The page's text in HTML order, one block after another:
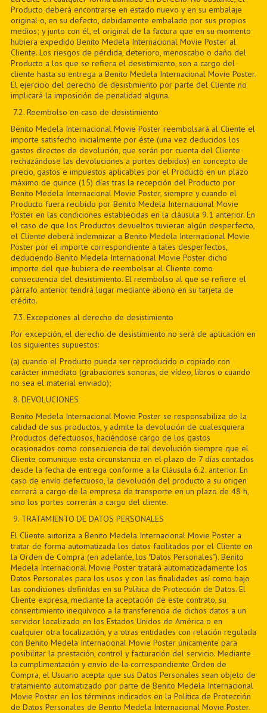
Producto deberá encontrarse en estado nuevo y en su embalaje
original o, en su defecto, debidamente embalado por sus propios
medios; y junto con él, el original de la factura que en su momento
hubiera expedido Benito Medela Internacional Movie Poster al
Cliente. Los riesgos de pérdida, deterioro, menoscabo o daño del
Producto a los que se refiera el desistimiento, son a cargo del
cliente hasta su entrega a Benito Medela Internacional Movie Poster.
El ejercicio del derecho de desistimiento por parte del Cliente no
implicará la imposición de penalidad alguna.
7.2. Reembolso en caso de desistimiento
Benito Medela Internacional Movie Poster reembolsará al Cliente el
importe satisfecho inicialmente por éste (una vez deducidos los
gastos directos de devolución, que serán por cuenta del Cliente
rechazándose las devoluciones a portes debidos) en concepto de
precio, gastos e impuestos aplicables por el Producto en un plazo
máximo de quince (15) días tras la recepción del Producto por
Benito Medela Internacional Movie Poster, siempre y cuando el
Producto fuera recibido por Benito Medela Internacional Movie
Poster en las condiciones establecidas en la cláusula 9.1 anterior. En
el caso de que los Productos devueltos tuvieran algún desperfecto,
el Cliente deberá indemnizar a Benito Medela Internacional Movie
Poster por el importe correspondiente a tales desperfectos,
deduciendo Benito Medela Internacional Movie Poster dicho
importe del que hubiera de reembolsar al Cliente como
consecuencia del desistimiento. El reembolso al que se refiere el
párrafo anterior tendrá lugar mediante abono en su tarjeta de
crédito.
7.3. Excepciones al derecho de desistimiento
Por excepción, el derecho de desistimiento no será de aplicación en
los siguientes supuestos:
(a) cuando el Producto pueda ser reproducido o copiado con
carácter inmediato (grabaciones sonoras, de vídeo, libros o cuando
no sea el material enviado);
8. DEVOLUCIONES
Benito Medela Internacional Movie Poster se responsabiliza de la
calidad de sus productos, y admite la devolución de cualesquiera
Productos defectuosos, haciéndose cargo de los gastos
ocasionados como consecuencia de tal devolución siempre que el
Cliente comunique esta circunstancia en el plazo de 7 días contados
desde la fecha de entrega conforme a la Cláusula 6.2. anterior. En
caso de envío defectuoso, la devolución del producto a su origen
correrá a cargo de la empresa de transporte en un plazo de 48 h,
sino los portes correrán a cargo del cliente.
9. TRATAMIENTO DE DATOS PERSONALES
El Cliente autoriza a Benito Medela Internacional Movie Poster a
tratar de forma automatizada los datos facilitados por el Cliente en
la Orden de Compra (en adelante, los "Datos Personales"). Benito
Medela Internacional Movie Poster tratará automatizadamente los
Datos Personales para los usos y con las finalidades así como bajo
las condiciones definidas en su Política de Protección de Datos. El
Cliente expresa, mediante la aceptación de este contrato, su
consentimiento inequívoco a la transferencia de dichos datos a un
servidor localizado en los Estados Unidos de América o en
cualquier otra localización, y a otras entidades con relación regulada
con Benito Medela Internacional Movie Poster únicamente para
posibilitar la prestación, control y facturación del servicio. Mediante
la cumplimentación y envío de la correspondiente Orden de
Compra, el Usuario acepta que sus Datos Personales sean objeto de
tratamiento automatizado por parte de Benito Medela Internacional
Movie Poster en los términos indicados en la Política de Protección
de Datos Personales de Benito Medela Internacional Movie Poster.